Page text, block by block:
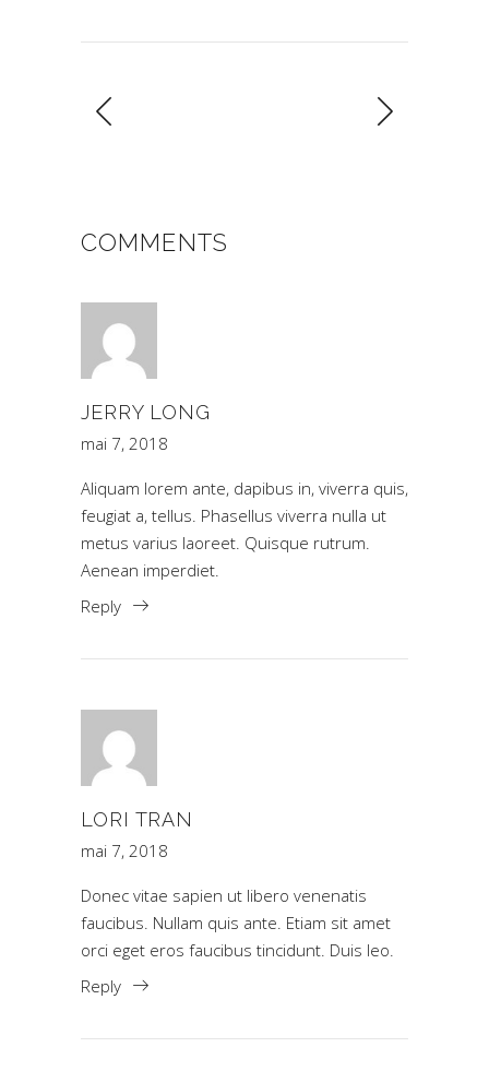
COMMENTS
JERRY LONG
mai 7, 2018
Aliquam lorem ante, dapibus in, viverra quis,
feugiat a, tellus. Phasellus viverra nulla ut
metus varius laoreet. Quisque rutrum.
Aenean imperdiet.
Reply
LORI TRAN
mai 7, 2018
Donec vitae sapien ut libero venenatis
faucibus. Nullam quis ante. Etiam sit amet
orci eget eros faucibus tincidunt. Duis leo.
Reply